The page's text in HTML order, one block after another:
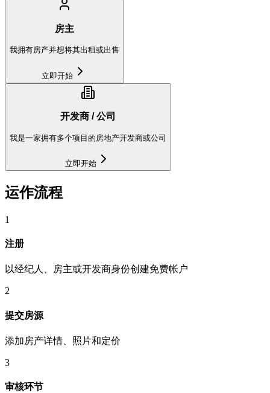
房主
我拥有房产并想将其出租或出售
立即开始
开发商 / 公司
我是一家拥有多个项目的房地产开发商或公司
立即开始
运作流程
1
注册
以经纪人、房主或开发商身份创建免费帐户
2
提交房源
添加房产详情、照片和定价
3
审核环节